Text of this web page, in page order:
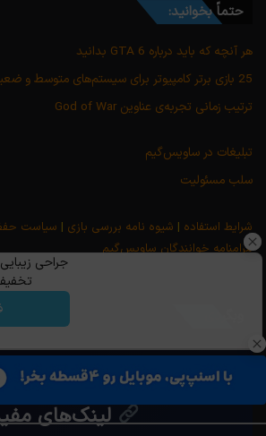
حتماً بخوانید:
هر آنچه که باید درباره GTA 6 بدانید
25 بازی برتر کامپیوتر برای سیستم‌های متوسط و ضعیف
ترتیب زمانی تجربه‌ی عناوین God of War
تبلیغات در ساویس‌گیم
سلب مسئولیت
شرایط استفاده | شیوه نامه بررسی بازی | سیاست
مرامنامه خوانندگان ساویس‌گیم
لینک‌های
تخفیف